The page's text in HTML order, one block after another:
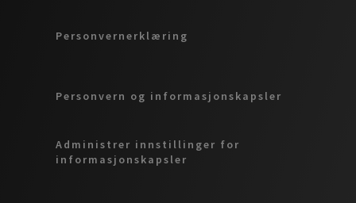
Personvernerklæring
Personvern og informasjonskapsler
Administrer innstillinger for
informasjonskapsler